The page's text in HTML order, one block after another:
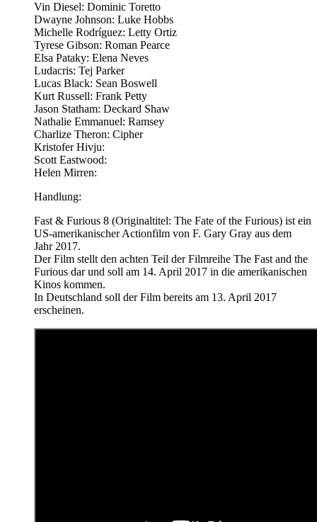
Vin Diesel: Dominic Toretto
Dwayne Johnson: Luke Hobbs
Michelle Rodríguez: Letty Ortiz
Tyrese Gibson: Roman Pearce
Elsa Pataky: Elena Neves
Ludacris: Tej Parker
Lucas Black: Sean Boswell
Kurt Russell: Frank Petty
Jason Statham: Deckard Shaw
Nathalie Emmanuel: Ramsey
Charlize Theron: Cipher
Kristofer Hivju:
Scott Eastwood:
Helen Mirren:
Handlung:
Fast & Furious 8 (Originaltitel: The Fate of the Furious) ist ein
US-amerikanischer Actionfilm von F. Gary Gray aus dem
Jahr 2017.
Der Film stellt den achten Teil der Filmreihe The Fast and the
Furious dar und soll am 14. April 2017 in die amerikanischen
Kinos kommen.
In Deutschland soll der Film bereits am 13. April 2017
erscheinen.